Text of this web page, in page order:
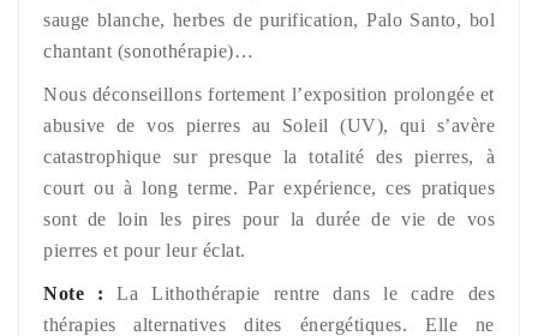
sauge blanche, herbes de purification, Palo Santo, bol
chantant (sonothérapie)…
Nous déconseillons fortement l’exposition prolongée et
abusive de vos pierres au Soleil (UV), qui s’avère
catastrophique sur presque la totalité des pierres, à
court ou à long terme. Par expérience, ces pratiques
sont de loin les pires pour la durée de vie de vos
pierres et pour leur éclat.
Note : La Lithothérapie rentre dans le cadre des
thérapies alternatives dites énergétiques. Elle ne